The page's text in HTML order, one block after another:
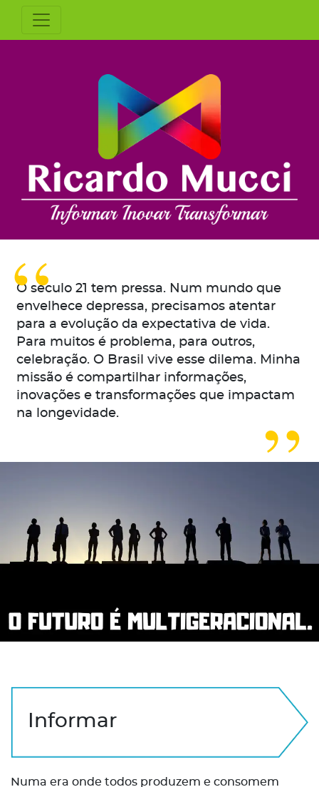
O século 21 tem pressa. Num mundo que
envelhece depressa, precisamos atentar
para a evolução da expectativa de vida.
Para muitos é problema, para outros,
celebração. O Brasil vive esse dilema. Minha
missão é compartilhar informações,
inovações e transformações que impactam
na longevidade.
Informar
Numa era onde todos produzem e consomem